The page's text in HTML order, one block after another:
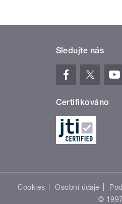
Sledujte nás
Certifikováno
Cookies Osobní údaje
©